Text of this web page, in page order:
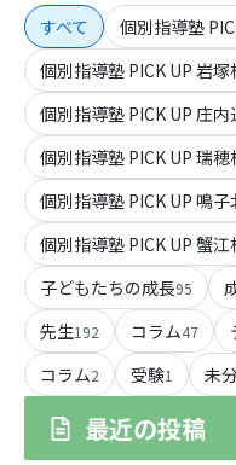
すべて 個別指導塾
個別指導塾 PICK UP 岩塚
個別指導塾 PICK UP 庄内
個別指導塾 PICK UP 瑞穂
個別指導塾 PICK UP 鳴子
個別指導塾 PICK UP 蟹江
子どもたちの成長95
先生192 コラム47
コラム2 受験1 未
最近の投稿